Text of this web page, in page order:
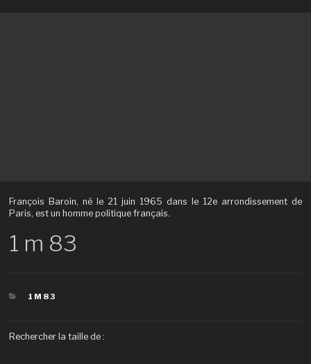
François Baroin, né le 21 juin 1965 dans le 12e arrondissement de
Paris, est un homme politique français.
1 m 83
CATÉGORIES
1M83
Rechercher la taille de :